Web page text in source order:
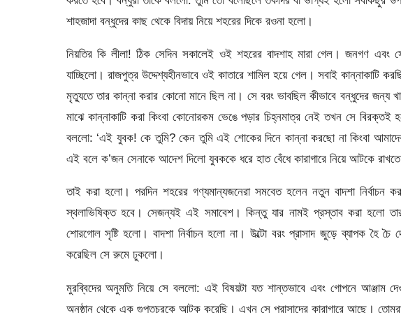
শাহজাদা বন্ধুদের কাছ থেকে বিদায় নিয়ে শহরের দিকে রওনা হলো।
নিয়তির কি লীলা! ঠিক সেদিন সকালেই ওই শহরের বাদশাহ মারা গেল। জনগণ এবং
যাচ্ছিলো। রাজপুত্র উদ্দেশ্যহীনভাবে ওই কাতারে শামিল হয়ে গেল। সবাই কান্নাকাটি
মৃত্যুতে তার কান্না করার কোনো মানে ছিল না। সে বরং ভাবছিল কীভাবে বন্ধুদের জন্য
মাঝে কান্নাকাটি করা কিংবা কোনোরকম ভেঙে পড়ার চিহ্নমাত্র নেই তখন সে
বললো: ‘এই যুবক! কে তুমি? কেন তুমি এই শোকের দিনে কান্না করছো না কিংবা আমাদের
এই বলে ক’জন সেনাকে আদেশ দিলো যুবককে ধরে হাত বেঁধে কারাগারে নিয়ে আটকে
তাই করা হলো। পরদিন শহরের গণ্যমান্যজনেরা সমবেত হলেন নতুন বাদশা
স্থলাভিষিক্ত হবে। সেজন্যই এই সমাবেশ। কিন্তু যার নামই প্রস্তাব করা হলো
শোরগোল সৃষ্টি হলো। বাদশা নির্বাচন হলো না। উল্টো বরং প্রাসাদ জুড়ে ব্যাপক হৈ
করেছিল সে রুমে ঢুকলো।
মুরব্বিদের অনুমতি নিয়ে সে বললো: এই বিষয়টা যত শান্তভাবে এবং গোপনে আঞ্জাম
অনুষ্ঠান থেকে এক গুপ্তচরকে আটক করেছি। এখন সে প্রাসাদের কারাগারে আছে। তোমরা